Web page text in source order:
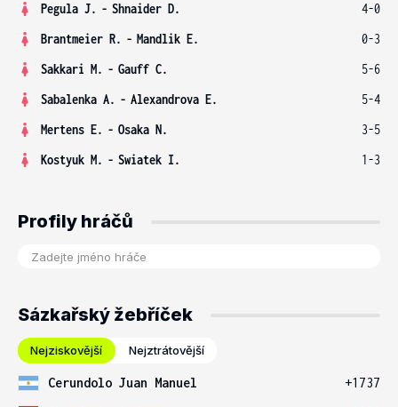
Pegula J. - Shnaider D.
4-0
Brantmeier R. - Mandlik E.
0-3
Sakkari M. - Gauff C.
5-6
Sabalenka A. - Alexandrova E.
5-4
Mertens E. - Osaka N.
3-5
Kostyuk M. - Swiatek I. 1-3
Profily hráčů
Sázkařský žebříček
Nejziskovější Nejztrátovější
Cerundolo Juan Manuel
+1737